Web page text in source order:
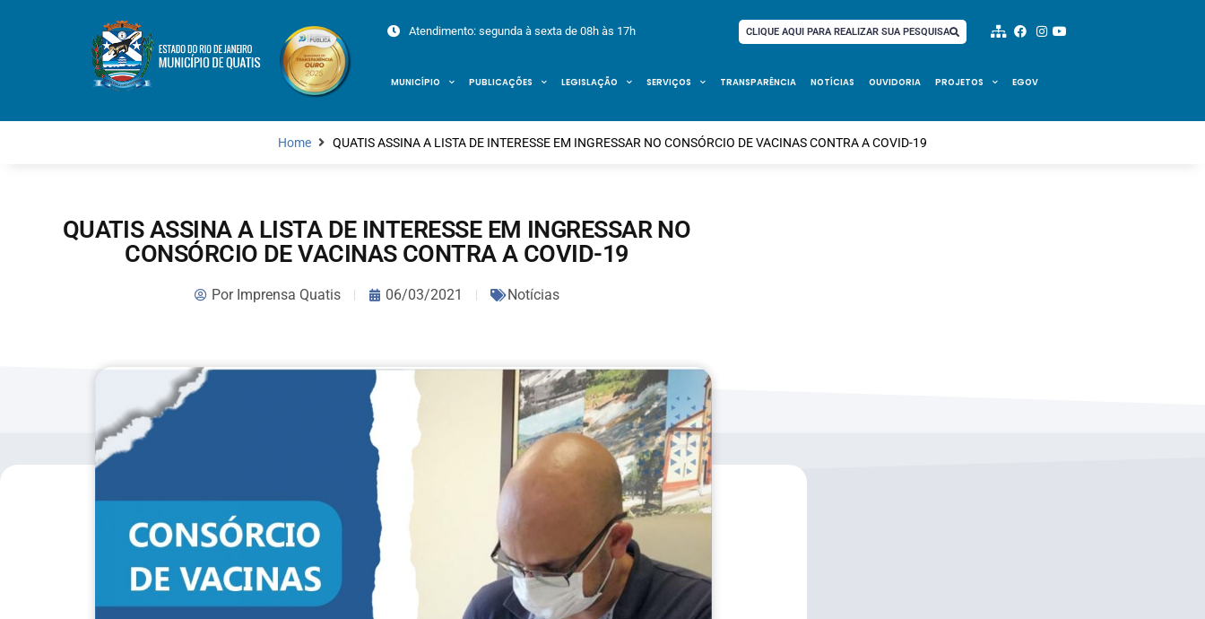
Atendimento: segunda à sexta de 08h às 17h CLIQUE AQUI PARA REALIZAR SUA PESQUISA
MUNICÍPIO PUBLICAÇÕES LEGISLAÇÃO SERVIÇOS TRANSPARÊNCIA NOTÍCIAS OUVIDORIA PROJETOS EGOV
Home QUATIS ASSINA A LISTA DE INTERESSE EM INGRESSAR NO CONSÓRCIO DE VACINAS CONTRA A COVID-19
QUATIS ASSINA A LISTA DE INTERESSE EM INGRESSAR NO
CONSÓRCIO DE VACINAS CONTRA A COVID-19
PorImprensa Quatis 06/03/2021 Notícias